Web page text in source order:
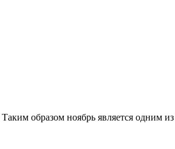
Таким образом ноябрь является одним